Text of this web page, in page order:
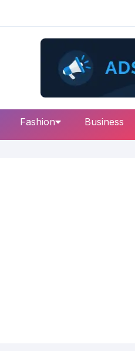
Fashion Business